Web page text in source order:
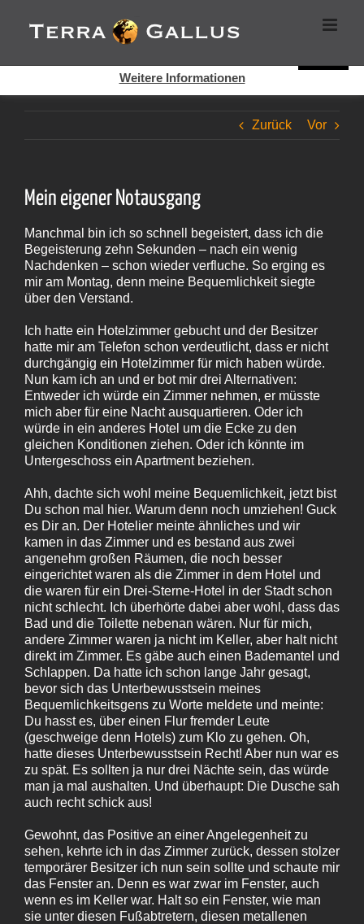
Inhalt
springen
Zurück Vor
Mein eigener Notausgang
Manchmal bin ich so schnell begeistert, dass ich die
Begeisterung zehn Sekunden – nach ein wenig
Nachdenken – schon wieder verfluche. So erging es
mir am Montag, denn meine Bequemlichkeit siegte
über den Verstand.
Ich hatte ein Hotelzimmer gebucht und der Besitzer
hatte mir am Telefon schon verdeutlicht, dass er nicht
durchgängig ein Hotelzimmer für mich haben würde.
Nun kam ich an und er bot mir drei Alternativen:
Entweder ich würde ein Zimmer nehmen, er müsste
mich aber für eine Nacht ausquartieren. Oder ich
würde in ein anderes Hotel um die Ecke zu den
gleichen Konditionen ziehen. Oder ich könnte im
Untergeschoss ein Apartment beziehen.
Ahh, dachte sich wohl meine Bequemlichkeit, jetzt bist
Du schon mal hier. Warum denn noch umziehen! Guck
es Dir an. Der Hotelier meinte ähnliches und wir
kamen in das Zimmer und es bestand aus zwei
angenehm großen Räumen, die noch besser
eingerichtet waren als die Zimmer in dem Hotel und
die waren für ein Drei-Sterne-Hotel in der Stadt schon
nicht schlecht. Ich überhörte dabei aber wohl, dass das
Bad und die Toilette nebenan wären. Nur für mich,
andere Zimmer waren ja nicht im Keller, aber halt nicht
direkt im Zimmer. Es gäbe auch einen Bademantel und
Schlappen. Da hatte ich schon lange Jahr gesagt,
bevor sich das Unterbewusstsein meines
Bequemlichkeitsgens zu Worte meldete und meinte:
Du hasst es, über einen Flur fremder Leute
(geschweige denn Hotels) zum Klo zu gehen. Oh,
hatte dieses Unterbewusstsein Recht! Aber nun war es
zu spät. Es sollten ja nur drei Nächte sein, das würde
man ja mal aushalten. Und überhaupt: Die Dusche sah
auch recht schick aus!
Gewohnt, das Positive an einer Angelegenheit zu
sehen, kehrte ich in das Zimmer zurück, dessen stolzer
temporärer Besitzer ich nun sein sollte und schaute mir
das Fenster an. Denn es war zwar im Fenster, auch
wenn es im Keller war. Halt so ein Fenster, wie man
sie unter diesen Fußabtretern, diesen metallenen
Cookies helfen auf auf dieser Seite bei der Bereitstellung der
Dienste. Durch die Nutzung dieser Webseite erklären Sie sich
Weitere Informationen